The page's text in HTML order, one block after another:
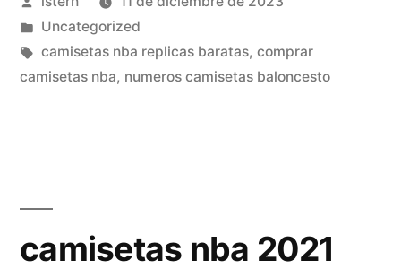
star
edition
authentic
por
Publicado
en
Uncategorized
Etiquetas:
camisetas nba replicas baratas, comprar
camisetas nba, numeros camisetas baloncesto
camisetas nba 2021